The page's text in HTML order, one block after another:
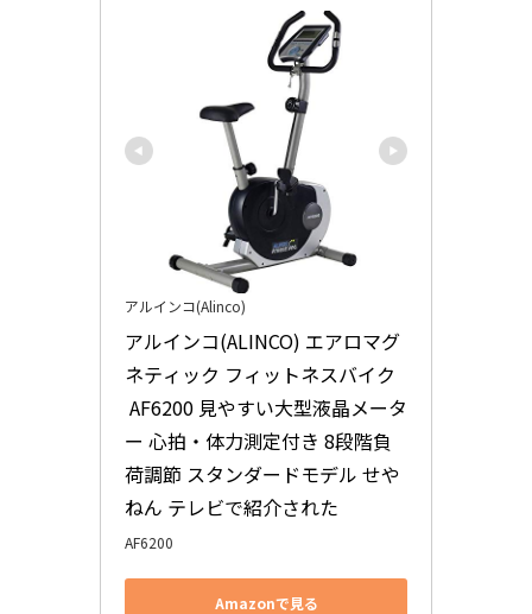
アルインコ(Alinco)
アルインコ(ALINCO) エアロマグ
ネティック フィットネスバイク
AF6200 見やすい大型液晶メータ
ー 心拍・体力測定付き 8段階負
荷調節 スタンダードモデル せや
ねん テレビで紹介された
AF6200
Amazonで見る